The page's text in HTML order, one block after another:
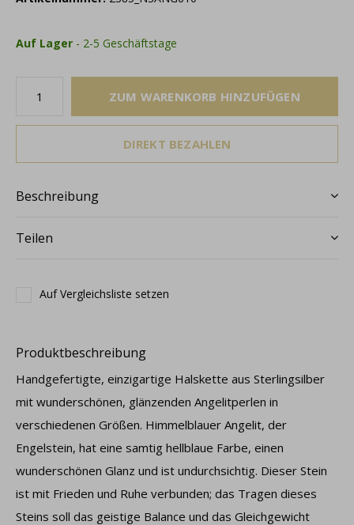
Auf Lager - 2-5 Geschäftstage
ZUM WARENKORB HINZUFÜGEN
DIREKT BEZAHLEN
Beschreibung
Teilen
Auf Vergleichsliste setzen
Produktbeschreibung
Handgefertigte, einzigartige Halskette aus Sterlingsilber
mit wunderschönen, glänzenden Angelitperlen in
verschiedenen Größen. Himmelblauer Angelit, der
Engelstein, hat eine samtig hellblaue Farbe, einen
wunderschönen Glanz und ist undurchsichtig. Dieser Stein
ist mit Frieden und Ruhe verbunden; das Tragen dieses
Steins soll das geistige Balance und das Gleichgewicht